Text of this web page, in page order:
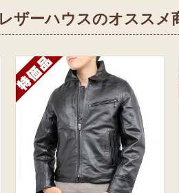
レザーハウスのオススメ